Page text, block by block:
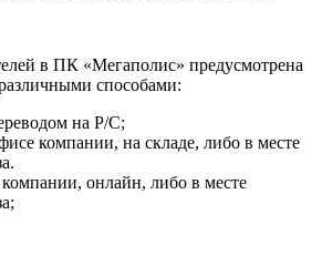
в ПК «Мегаполис» предусмотрена
способами:
на Р/С;
компании, на складе, либо в месте
онлайн, либо в месте